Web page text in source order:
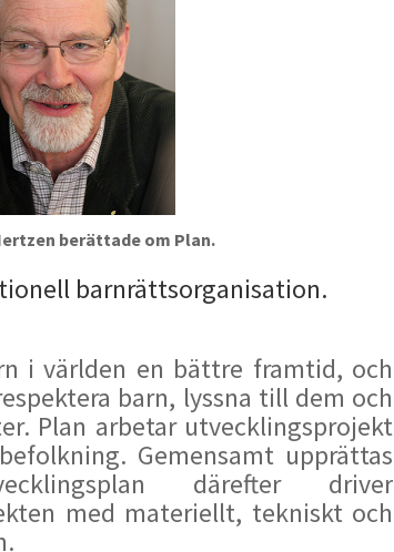
berättade om Plan.
barnrättsorganisation.
i världen en bättre framtid, och
barn, lyssna till dem och
Plan arbetar utvecklingsprojekt
Gemensamt upprättas
därefter driver
med materiellt, tekniskt och